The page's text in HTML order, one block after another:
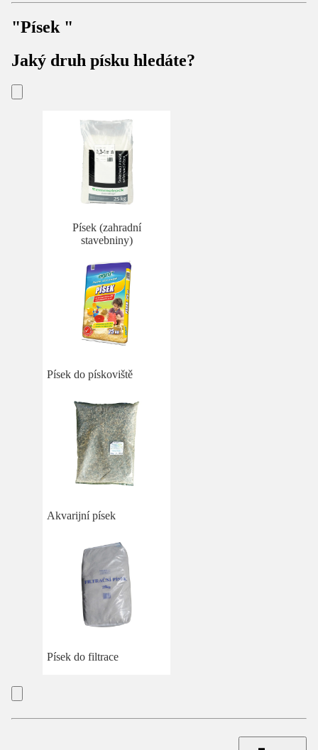
"Písek "
Jaký druh písku hledáte?
Písek (zahradní
stavebniny)
Písek do pískoviště
Akvarijní písek
Písek do filtrace